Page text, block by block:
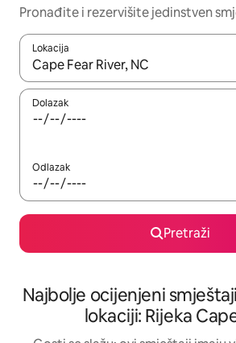
Pronađite i rezervišite jedinstven
Lokacija
Kad rezultati budu dostupni, krećite
Dolazak
Odlazak
Pretraži
Najbolje ocijenjeni
lokaciji: Rijeka